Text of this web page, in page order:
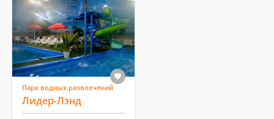
Парк водных развлечений
Лидер-Лэнд